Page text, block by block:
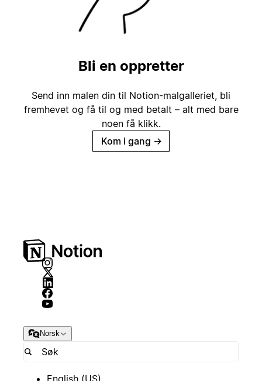
Bli en oppretter
Send inn malen din til Notion-malgalleriet, bli
fremhevet og få til og med betalt – alt med bare
noen få klikk.
Kom i gang →
Norsk